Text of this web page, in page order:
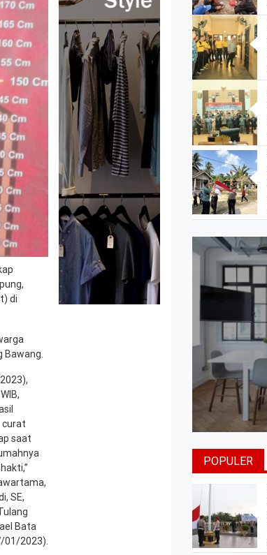
di
Bawang.
curat
saat
SE,
Bata
01/2023).
POPULER